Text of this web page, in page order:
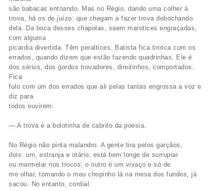
são babacas entoando. Mas no Régio, dando uma colher à
trova, há os de juízo: que chegam a fazer trova debochando
dela. Da boca desses chapolas, saem marotices engraçadas,
com alguma
picardia divertida. Têm peraltices. Batista fica tiririca com os
errados, quando dizem que estão fazendo quadrinhas. Ele é
dos sérios, dos gordos trovadores, direitinhos, comportados.
Fica
fulo com um dos errados que ali pelas tantas engrossa a voz e
diz para
todos ouvirem:
— A trova é a bolotinha de cabrito da poesia.
No Régio não pinta malandro. A gente tira pelos garçãos,
dois: um, estranja e otário, está bem longe de surrupiar
ou marmelar nos trocos; o outro é um vivaço e só de
me olhar, tomando o meu chopinho lá na mesa dos fundos, já
sacou. No entanto, cordial.